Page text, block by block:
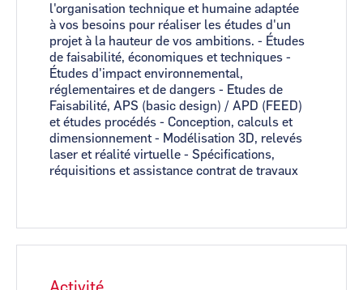
l'organisation technique et humaine adaptée
à vos besoins pour réaliser les études d'un
projet à la hauteur de vos ambitions. - Études
de faisabilité, économiques et techniques -
Études d'impact environnemental,
réglementaires et de dangers - Etudes de
Faisabilité, APS (basic design) / APD (FEED)
et études procédés - Conception, calculs et
dimensionnement - Modélisation 3D, relevés
laser et réalité virtuelle - Spécifications,
réquisitions et assistance contrat de travaux